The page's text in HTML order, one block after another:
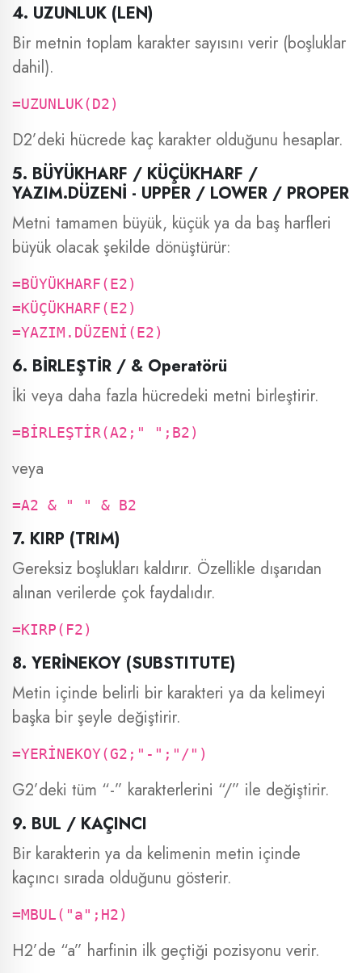
4. UZUNLUK (LEN)
Bir metnin toplam karakter sayısını verir (boşluklar
dahil).
=UZUNLUK(D2)
D2’deki hücrede kaç karakter olduğunu hesaplar.
5. BÜYÜKHARF / KÜÇÜKHARF /
YAZIM.DÜZENİ - UPPER / LOWER / PROPER
Metni tamamen büyük, küçük ya da baş harfleri
büyük olacak şekilde dönüştürür:
=BÜYÜKHARF(E2)
=KÜÇÜKHARF(E2)
=YAZIM.DÜZENİ(E2)
6. BİRLEŞTİR / & Operatörü
İki veya daha fazla hücredeki metni birleştirir.
=BİRLEŞTİR(A2;" ";B2)
veya
=A2 & " " & B2
7. KIRP (TRIM)
Gereksiz boşlukları kaldırır. Özellikle dışarıdan
alınan verilerde çok faydalıdır.
=KIRP(F2)
8. YERİNEKOY (SUBSTITUTE)
Metin içinde belirli bir karakteri ya da kelimeyi
başka bir şeyle değiştirir.
=YERİNEKOY(G2;"-";"/")
G2’deki tüm “-” karakterlerini “/” ile değiştirir.
9. BUL / KAÇINCI
Bir karakterin ya da kelimenin metin içinde
kaçıncı sırada olduğunu gösterir.
=MBUL("a";H2)
H2’de “a” harfinin ilk geçtiği pozisyonu verir.